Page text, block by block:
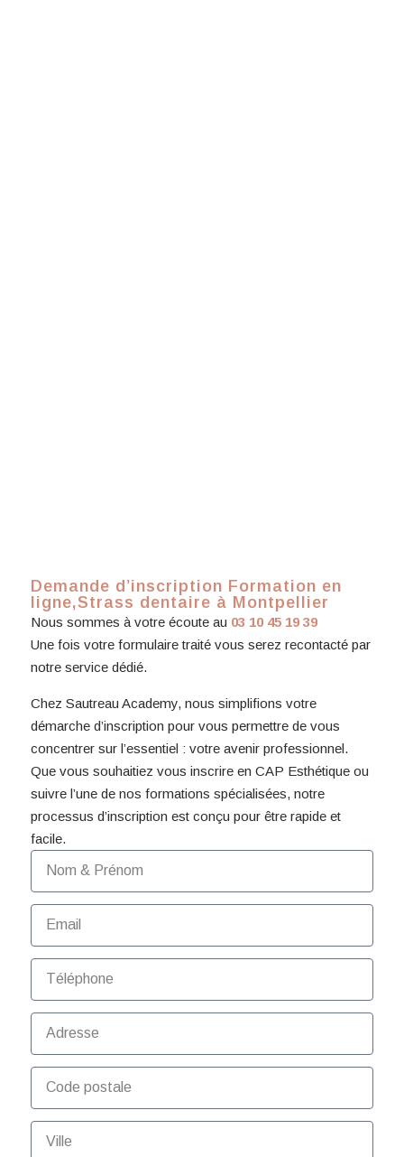
Demande d’inscription Formation en
ligne,Strass dentaire à Montpellier
Nous sommes à votre écoute au 03 10 45 19 39
Une fois votre formulaire traité vous serez recontacté par
notre service dédié.
Chez Sautreau Academy, nous simplifions votre
démarche d’inscription pour vous permettre de vous
concentrer sur l’essentiel : votre avenir professionnel.
Que vous souhaitiez vous inscrire en CAP Esthétique ou
suivre l’une de nos formations spécialisées, notre
processus d’inscription est conçu pour être rapide et
facile.